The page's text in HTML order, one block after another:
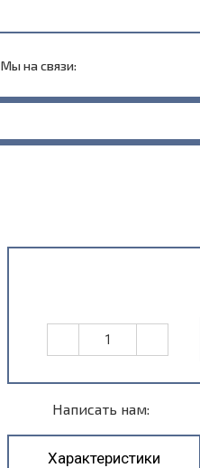
Мы на связи:
Написать нам:
Характеристики